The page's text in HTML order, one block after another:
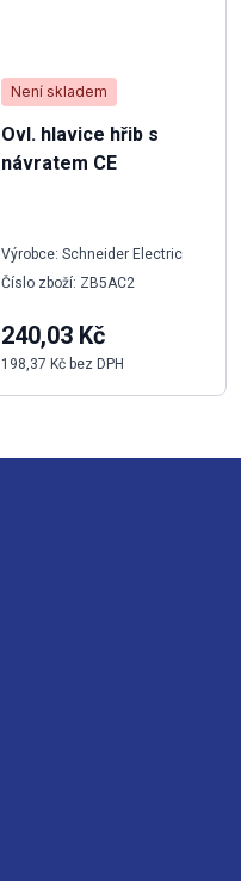
Není skladem
Ovl. hlavice hřib s
návratem CE
Výrobce: Schneider Electric
Číslo zboží: ZB5AC2
240,03 Kč
198,37 Kč bez DPH